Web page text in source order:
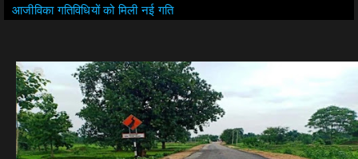
आजीविका गतिविधियों को मिली नई गति